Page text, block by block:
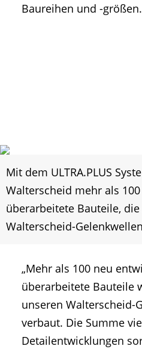
Baureihen und -größen.
Mit dem ULTRA.PLUS
Walterscheid mehr als
überarbeitete Bauteile,
Walterscheid-
„Mehr als 100 neu
überarbeitete Bauteile
unseren Walterscheid-
verbaut. Die Summe
Detailentwicklungen